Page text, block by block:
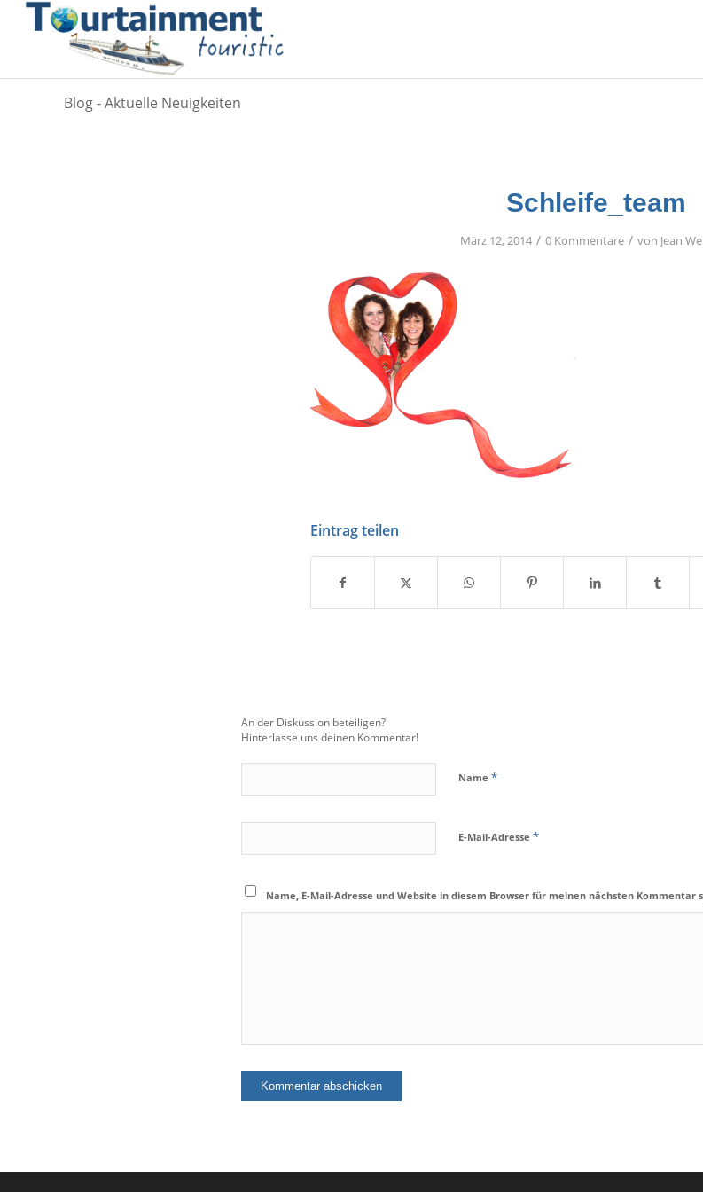
Blog - Aktuelle Neuigkeiten
Schleife_team
März 12, 2014 / 0 Kommentare / von Jean
Eintrag teilen
An der Diskussion beteiligen?
Hinterlasse uns deinen Kommentar!
Name *
E-Mail-Adresse *
Name, E-Mail-Adresse und Website in diesem Browser für meinen nächsten Kommentar